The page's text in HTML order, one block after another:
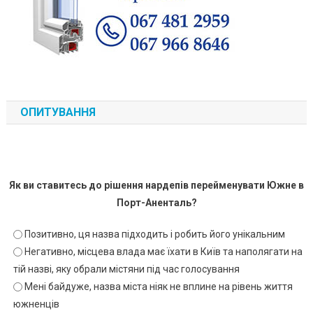
ОПИТУВАННЯ
Як ви ставитесь до рішення нардепів перейменувати Южне в
Порт-Аненталь?
Позитивно, ця назва підходить і робить його унікальним
Негативно, місцева влада має їхати в Київ та наполягати на
тій назві, яку обрали містяни під час голосування
Мені байдуже, назва міста ніяк не вплине на рівень життя
южненців